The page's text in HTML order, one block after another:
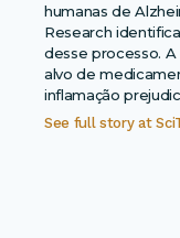
humanas de
Research
desse processo.
alvo de
inflamação
See full story at